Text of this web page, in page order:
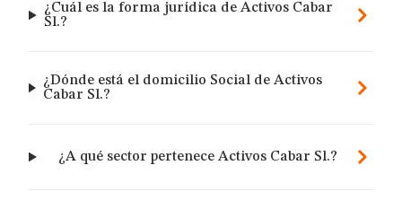
¿Cuál es la forma jurídica de Activos Cabar
Sl.?
¿Dónde está el domicilio Social de Activos
Cabar Sl.?
¿A qué sector pertenece Activos Cabar Sl.?